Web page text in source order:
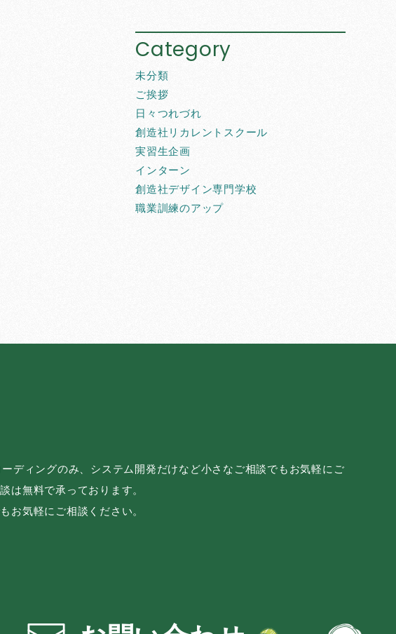
Category
未分類
ご挨拶
日々つれづれ
創造社リカレントスクール
実習生企画
インターン
創造社デザイン専門学校
職業訓練のアップ
ディングのみ、システム開発だけなど小さなご相談でもお気軽にご
は無料で承っております。
お気軽にご相談ください。